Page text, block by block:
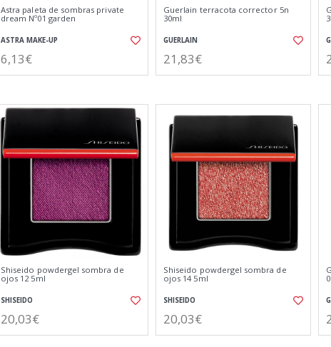
Astra paleta de sombras private
dream Nº01 garden
ASTRA MAKE-UP
6,13€
Guerlain terracota corrector 5n
30ml
GUERLAIN
21,83€
Shiseido powdergel sombra de
ojos 12 5ml
SHISEIDO
20,03€
Shiseido powdergel sombra de
ojos 14 5ml
SHISEIDO
20,03€